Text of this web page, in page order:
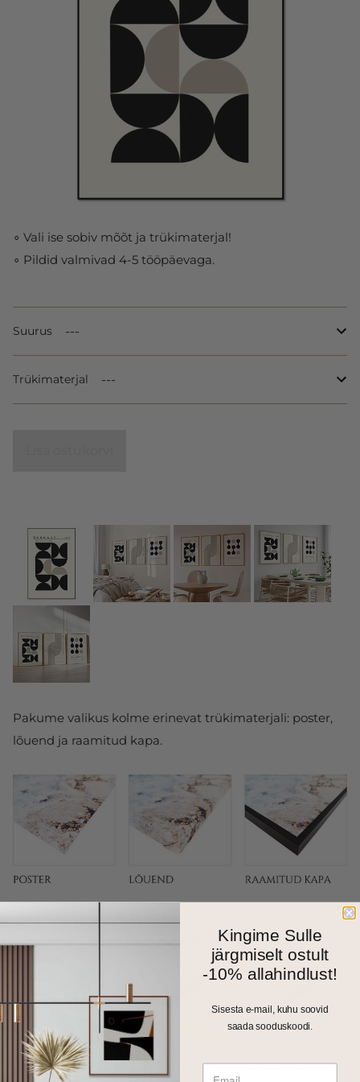
Pakume valikus kolme erinevat trükimaterjali: poster,
lõuend ja raamitud kapa.
Fotokapal on kitsas 1cm harjatud alumiiniumraam.
Valikus on matt must, kuldne ja hõbedane toon.
∘ Vali ise sobiv mõõt ja trükimaterjal!
∘ Pildid valmivad 4-5 tööpäevaga.
Suurus
Trükimaterjal
Kingime Sulle
järgmiselt ostult
-10% allahindlust!
Sisesta e-mail, kuhu soovid
saada sooduskoodi.